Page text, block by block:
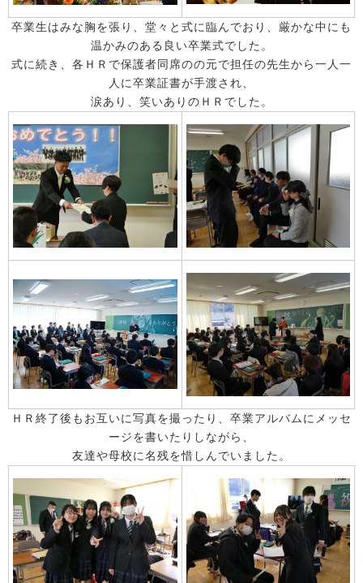
卒業生はみな胸を張り、堂々と式に臨んでおり、厳かな中にも
温かみのある良い卒業式でした。
式に続き、各ＨＲで保護者同席のの元で担任の先生から一人一
人に卒業証書が手渡され、
涙あり、笑いありのＨＲでした。
ＨＲ終了後もお互いに写真を撮ったり、卒業アルバムにメッセ
ージを書いたりしながら、
友達や母校に名残を惜しんでいました。